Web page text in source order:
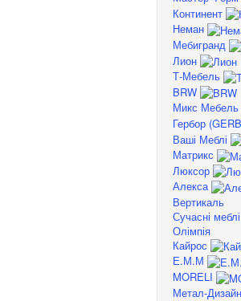
Континент
Неман
Мебигранд
Лион
Т-Мебель
BRW
Микс Мебель
Гербор
Ваші Меблі
Матрикс
Люксор
Алекса
Вертикаль
Сучасні меблі
Олімпія
Кайрос
Е.М.М
MORELI
Метал-Дизайн